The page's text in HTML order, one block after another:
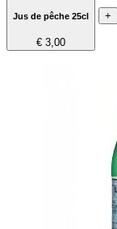
Jus de pêche 25cl
€ 3,00
+